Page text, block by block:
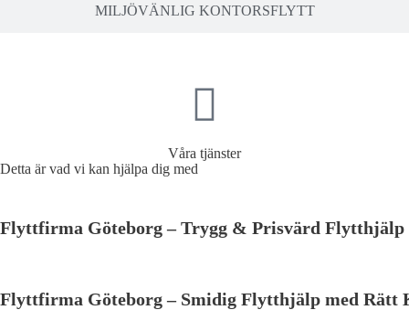
MILJÖVÄNLIG KONTORSFLYTT
Våra tjänster
Detta är vad vi kan hjälpa dig med
Flyttfirma Göteborg – Trygg & Prisvärd Flytthjälp
Flyttfirma Göteborg – Smidig Flytthjälp med Rätt